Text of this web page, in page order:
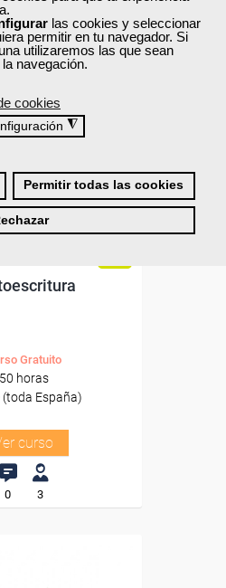
las cookies y seleccionar
permitir en tu navegador. Si
utilizaremos las que sean
navegación.
cookies
◮
Permitir todas las cookies
100%
autónomos.
Sector
-Educación.
Gratuito
50 horas
(toda España)
curso
0 3